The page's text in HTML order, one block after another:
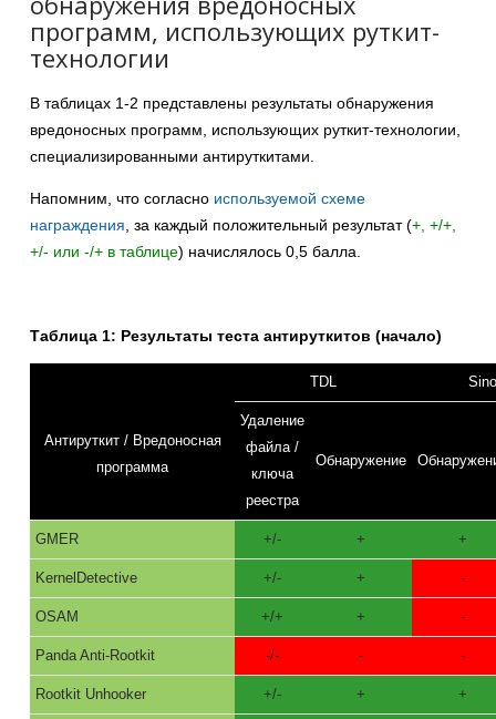
программ, использующих руткит-
технологии
В таблицах 1-2 представлены результаты обнаружения
вредоносных программ, использующих руткит-технологии,
специализированными антируткитами.
Напомним, что согласно используемой схеме
награждения , за каждый положительный результат (+, +/+,
+/- или -/+ в таблице) начислялось 0,5 балла.
Таблица 1: Результаты теста антируткитов (начало)
Антируткит / Вредоносная
программа
TDL
Удаление
файла /
ключа
реестра
Обнаружение
GMER +/- + +
KernelDetective +/- + -
OSAM +/+ + -
Panda Anti-Rootkit -/- - -
Rootkit Unhooker +/- + +